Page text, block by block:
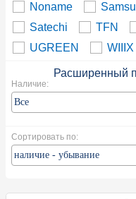
Noname
Satechi
TFN
UGREEN
WIIIX
Расширенный
Наличие:
Сортировать по: